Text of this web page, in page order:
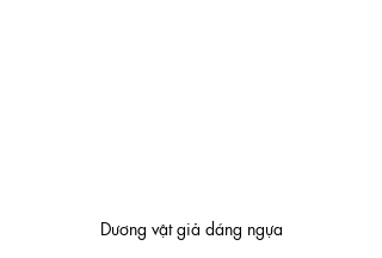
Dương vật giả dáng ngựa